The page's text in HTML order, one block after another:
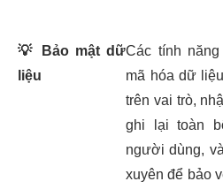
💡
Bảo mật dữ
liệu
Các tính
mã hóa dữ
trên vai trò,
ghi lại toàn
người dùng,
xuyên để bảo